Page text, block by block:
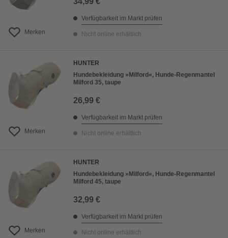
Merken
Verfügbarkeit im Markt prüfen
Nicht online erhältlich
Merken
HUNTER
Hundebekleidung »Milford«, Hunde-Regenmantel
Milford 35, taupe
26,99 €
Verfügbarkeit im Markt prüfen
Nicht online erhältlich
Merken
HUNTER
Hundebekleidung »Milford«, Hunde-Regenmantel
Milford 45, taupe
32,99 €
Verfügbarkeit im Markt prüfen
Nicht online erhältlich